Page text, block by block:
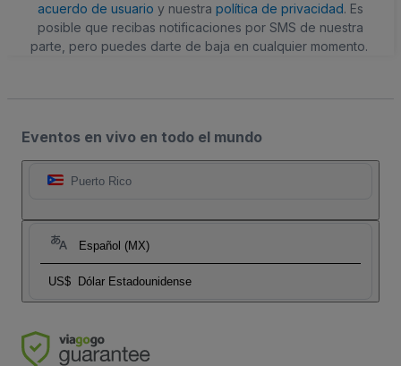
acuerdo de usuario y nuestra política de privacidad. Es
posible que recibas notificaciones por SMS de nuestra
parte, pero puedes darte de baja en cualquier momento.
Eventos en vivo en todo el mundo
Puerto Rico
Español (MX)
US$ Dólar Estadounidense